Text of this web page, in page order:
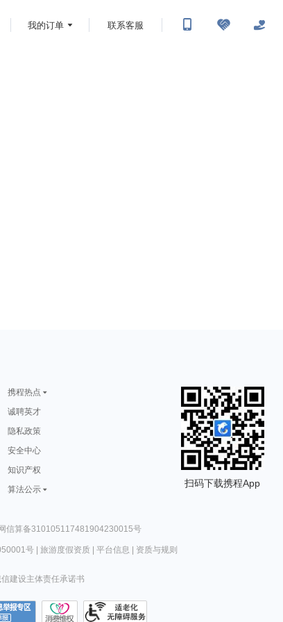
我的订单 联系客服
携程热点
诚聘英才
隐私政策
安全中心
知识产权
算法公示
扫码下载携程App
信算备310105117481904230015号
号| 旅游度假资质| 平台信息 资质与规则
建设主体责任承诺书